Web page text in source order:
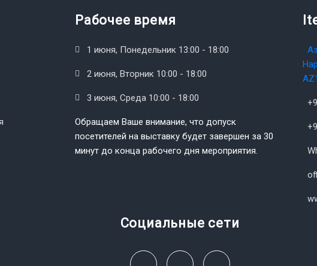
Рабочее время
1 июня, Понедельник 13:00 - 18:00
2 июня, Вторник 10:00 - 18:00
3 июня, Среда 10:00 - 18:00
Обращаем Ваше внимание, что допуск
посетителей на выставку будет завершен за 30
минут до конца рабочего дня мероприятия.
Социальные сети